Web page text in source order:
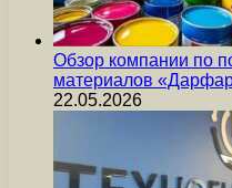
Обзор компании по
материалов
22.05.2026